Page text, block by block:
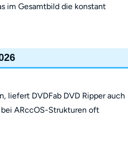
im Gesamtbild die konstant
liefert DVDFab DVD Ripper auch
ARccOS-Strukturen oft